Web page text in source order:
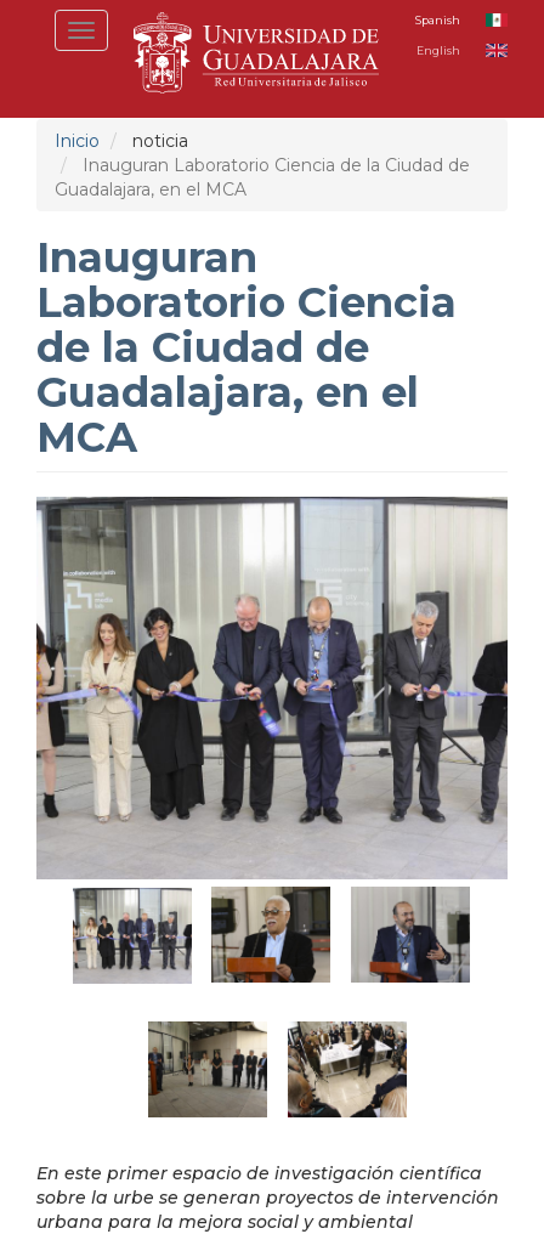
Toggle
navigation
Spanish
English
Inicio
noticia
Inauguran Laboratorio Ciencia de la Ciudad de
Guadalajara, en el MCA
Inauguran
Laboratorio Ciencia
de la Ciudad de
Guadalajara, en el
MCA
En este primer espacio de investigación científica
sobre la urbe se generan proyectos de intervención
urbana para la mejora social y ambiental